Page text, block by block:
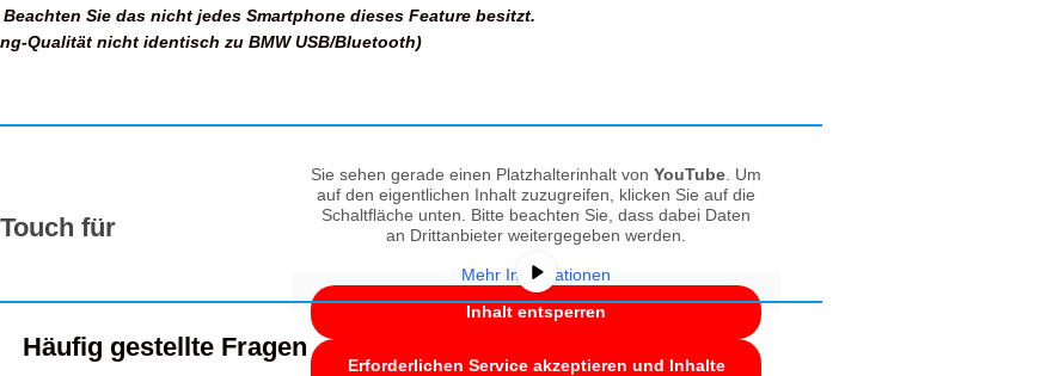
Sie das nicht jedes Smartphone dieses Feature besitzt.
Qualität nicht identisch zu BMW USB/Bluetooth)
für
Sie sehen gerade einen Platzhalterinhalt von YouTube . Um
auf den eigentlichen Inhalt zuzugreifen, klicken Sie auf die
Schaltfläche unten. Bitte beachten Sie, dass dabei Daten
an Drittanbieter weitergegeben werden.
Mehr Informationen
Inhalt entsperren
Erforderlichen Service akzeptieren und Inhalte
Häufig gestellte Fragen